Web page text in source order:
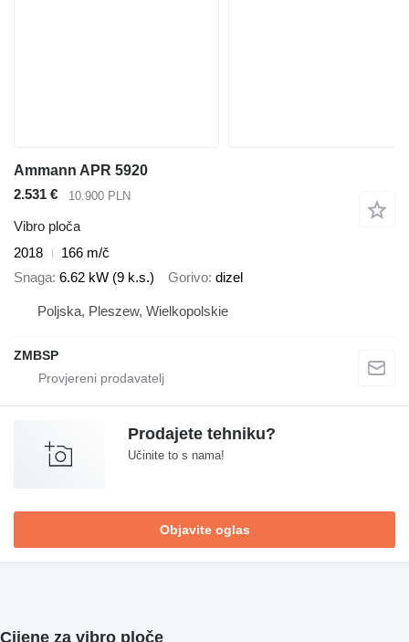
Ammann APR 5920
2.531 €
10.900 PLN
Vibro ploča
2018
166 m/č
Snaga 6.62 kW (9 k.s.) Gorivo dizel
Poljska, Pleszew, Wielkopolskie
ZMBSP
Prodajete tehniku?
Učinite to s nama!
Objavite oglas
Cijene za vibro ploče